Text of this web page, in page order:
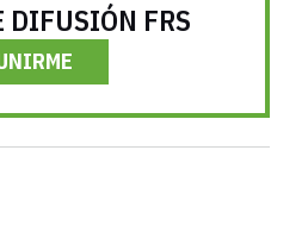
DIFUSIÓN FRS